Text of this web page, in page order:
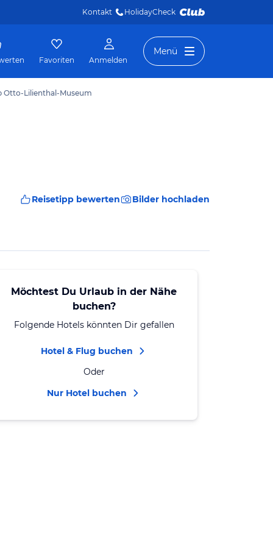
Kontakt HolidayCheck
Favoriten Anmelden
Menü
Otto-Lilienthal-Museum
Reisetipp bewerten Bilder hochladen
Möchtest Du Urlaub in der Nähe
buchen?
Folgende Hotels könnten Dir gefallen
Hotel & Flug buchen
Oder
Nur Hotel buchen